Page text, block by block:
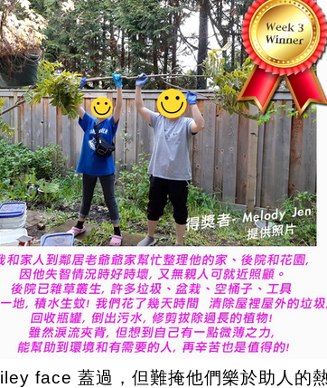
face 蓋過，但難掩他們樂於助人的